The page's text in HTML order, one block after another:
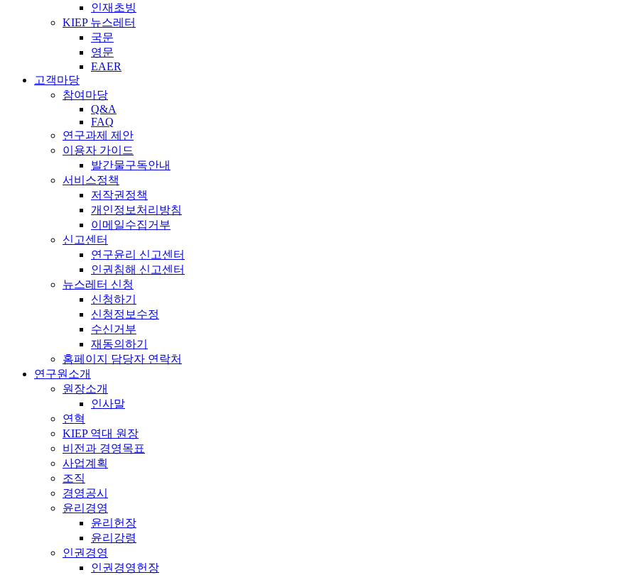
인재초빙
KIEP 뉴스레터
국문
영문
EAER
고객마당
참여마당
Q&A
FAQ
연구과제 제안
이용자 가이드
발간물구독안내
서비스정책
저작권정책
개인정보처리방침
이메일수집거부
신고센터
연구윤리 신고센터
인권침해 신고센터
뉴스레터 신청
신청하기
신청정보수정
수신거부
재동의하기
홈페이지 담당자 연락처
연구원소개
원장소개
인사말
연혁
KIEP 역대 원장
비전과 경영목표
사업계획
조직
경영공시
윤리경영
윤리헌장
윤리강령
인권경영
인권경영헌장